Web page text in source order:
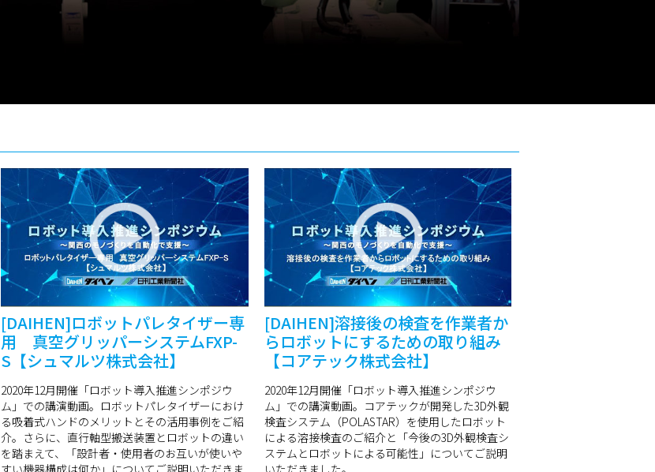
[DAIHEN]ロボットパレタイザー専
用 真空グリッパーシステムFXP-
S【シュマルツ株式会社】
2020年12月開催「ロボット導入推進シンポジウ
ム」での講演動画。ロボットパレタイザーにおけ
る吸着式ハンドのメリットとその活用事例をご紹
介。さらに、直行軸型搬送装置とロボットの違い
を踏まえて、「設計者・使用者のお互いが使いや
[DAIHEN]溶接後の検査を作業者か
らロボットにするための取り組み
【コアテック株式会社】
2020年12月開催「ロボット導入推進シンポジウ
ム」での講演動画。コアテックが開発した3D外観
検査システム（POLASTAR）を使用したロボット
による溶接検査のご紹介と「今後の3D外観検査シ
ステムとロボットによる可能性」についてご説明